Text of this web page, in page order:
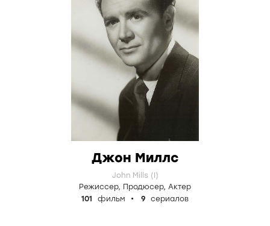
Джон Миллс
John Mills (I)
Режиссер, Продюсер, Актер
101
фильм 9 сериалов